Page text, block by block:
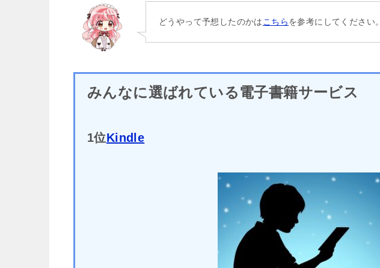
どうやって予想したのかは こちらを参考にしてください。
みんなに選ばれている電子書籍サービス
1位Kindle